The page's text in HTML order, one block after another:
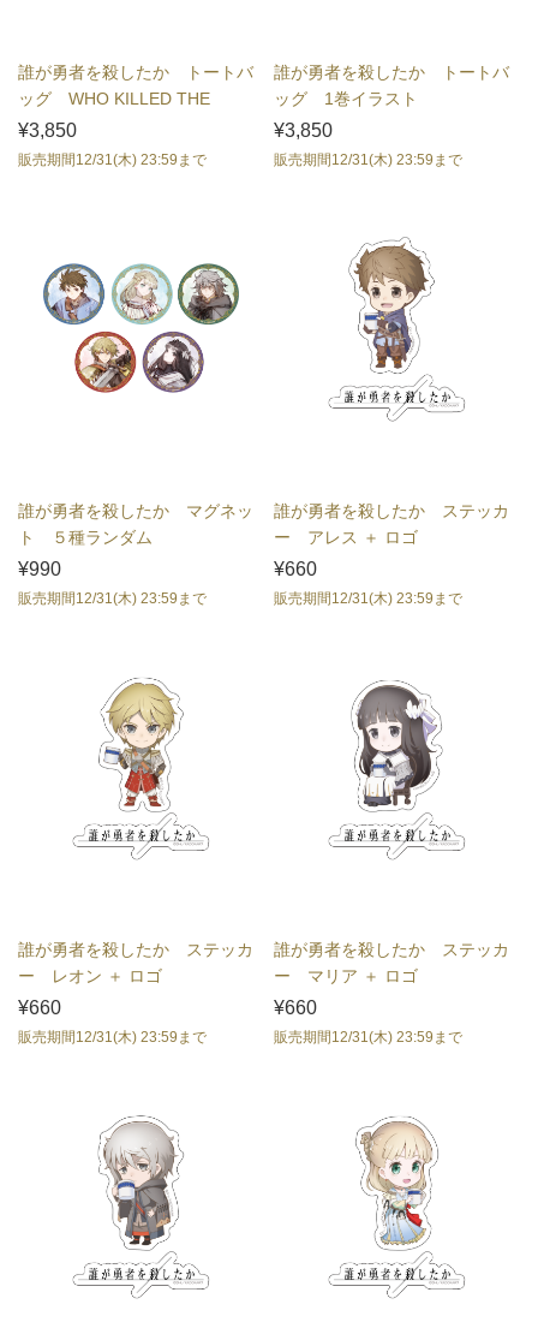
誰が勇者を殺したか トートバ
ッグ WHO KILLED THE
HERO?
¥3,850
販売期間12/31(木) 23:59まで
誰が勇者を殺したか トートバ
ッグ 1巻イラスト
¥3,850
販売期間12/31(木) 23:59まで
誰が勇者を殺したか マグネッ
ト ５種ランダム
¥990
販売期間12/31(木) 23:59まで
誰が勇者を殺したか ステッカ
ー アレス ＋ ロゴ
¥660
販売期間12/31(木) 23:59まで
誰が勇者を殺したか ステッカ
ー レオン ＋ ロゴ
¥660
販売期間12/31(木) 23:59まで
誰が勇者を殺したか ステッカ
ー マリア ＋ ロゴ
¥660
販売期間12/31(木) 23:59まで